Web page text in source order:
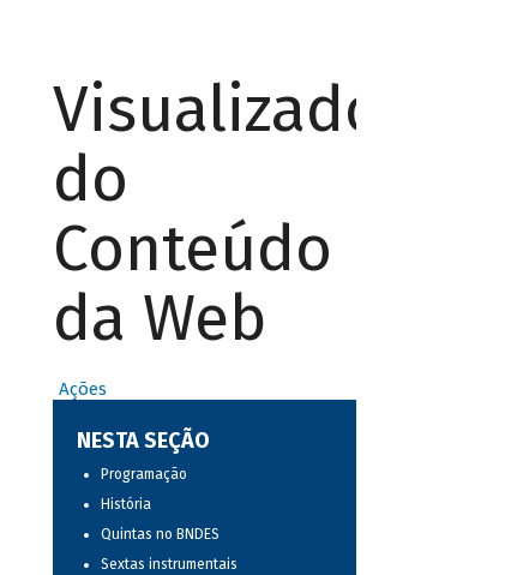
Visualizador
do
Conteúdo
da Web
Ações
NESTA SEÇÃO
Programação
História
Quintas no BNDES
Sextas instrumentais